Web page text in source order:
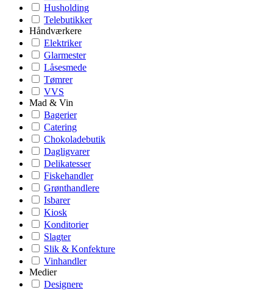
Husholding
Telebutikker
Håndværkere
Elektriker
Glarmester
Låsesmede
Tømrer
VVS
Mad & Vin
Bagerier
Catering
Chokoladebutik
Dagligvarer
Delikatesser
Fiskehandler
Grønthandlere
Isbarer
Kiosk
Konditorier
Slagter
Slik & Konfekture
Vinhandler
Medier
Designere